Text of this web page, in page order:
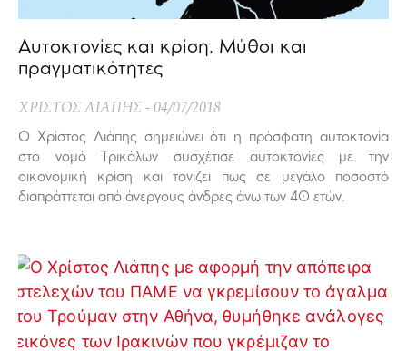
Αυτοκτονίες και κρίση. Μύθοι και
πραγματικότητες
ΧΡΙΣΤΟΣ ΛΙΑΠΗΣ 04/07/2018
Ο Χρίστος Λιάπης σημειώνει ότι η πρόσφατη αυτοκτονία
στο νομό Τρικάλων συσχέτισε αυτοκτονίες με την
οικονομική κρίση και τονίζει πως σε μεγάλο ποσοστό
διαπράττεται από άνεργους άνδρες άνω των 40 ετών.